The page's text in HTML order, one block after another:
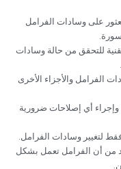
على وسادات الفرامل
للتحقق من حالة وسادات
الفرامل والأجزاء الأخرى
أي إصلاحات ضرورية
لتغيير وسادات الفرامل.‏
من أن الفرامل تعمل بشكل